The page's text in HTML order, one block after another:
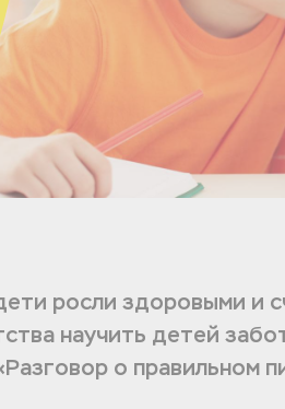
росли здоровыми и
научить детей
о правильном